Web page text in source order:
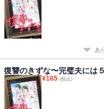
あ
復讐のきずな〜完璧夫には
¥165 (税込)